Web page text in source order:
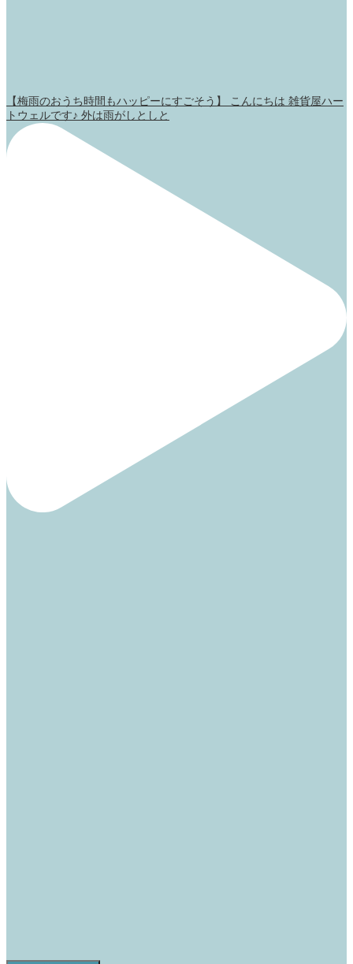
【梅雨のおうち時間もハッピーにすごそう】 こんにちは 雑貨屋ハー
トウェルです♪ 外は雨がしとしと